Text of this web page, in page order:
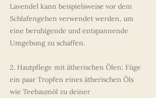
Lavendel kann beispielsweise vor dem
Schlafengehen verwendet werden, um
eine beruhigende und entspannende
Umgebung zu schaffen.
2. Hautpflege mit ätherischen Ölen: Füge
ein paar Tropfen eines ätherischen Öls
wie Teebaumöl zu deiner